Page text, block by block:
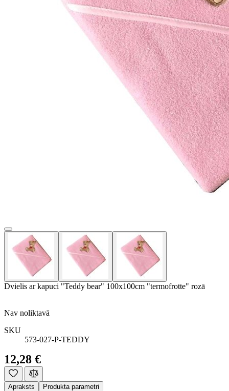
Dvielis ar kapuci "Teddy bear" 100x100cm "termofrotte" rozā
Nav noliktavā
SKU
573-027-P-TEDDY
12,28 €
Apraksts Produkta parametri